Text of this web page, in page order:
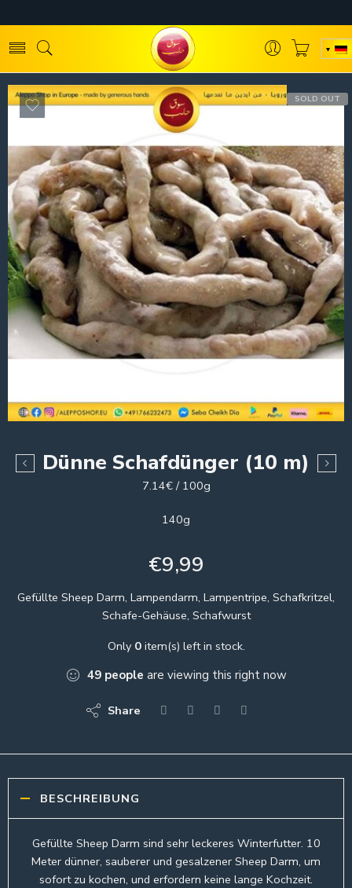
SOLD OUT
Dünne Schafdünger (10 m)
7.14€ / 100g
140g
€9,99
Gefüllte Sheep Darm, Lampendarm, Lampentripe, Schafkritzel,
Schafe-Gehäuse, Schafwurst
Only 0item(s) left in stock.
49 people are viewing this right now
Share
BESCHREIBUNG
Gefüllte Sheep Darm sind sehr leckeres Winterfutter. 10
Meter dünner, sauberer und gesalzener Sheep Darm, um
sofort zu kochen, und erfordern keine lange Kochzeit.